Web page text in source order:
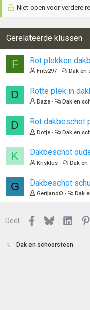
Niet open voor verdere
Gerelateerde klussen
F Rot plekken
Frits297 Dak en
D Rotte plek in
Daze Dak en
D Rot dakbeschot
Dotje Dak en
K Dakbeschot
Krisklus Dak en
G Dakbeschot
GertjandO Dak
Deel: Facebook
Bluesky
Dak en schoorsteen